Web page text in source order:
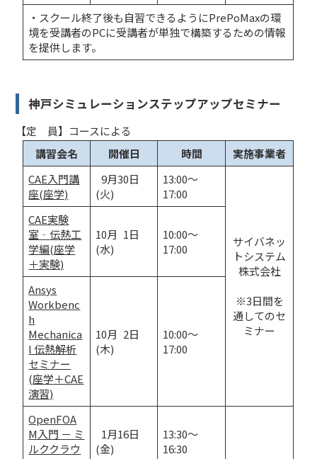
・スクール終了後も自習できるようにPrePoMaxの環
境を受講者のPCに受講者が単独で構築するための情報
を提供します。
神戸シミュレーションステップアップセミナー
【定 員】コースによる
講習会名
開催日 時間
実施事業者
CAE入門講
座(座学)
9月30日
(火)
13:00～
17:00
サイバネッ
トシステム
株式会社
※3日間を
通してのセ
ミナー
CAE実験
室‐伝熱工
学編(座学
＋実験)
10月 1日
(水)
10:00～
17:00
Ansys
Workbenc
h
Mechanica
l 伝熱解析
セミナー
(座学＋CAE
演習)
10月 2日
(木)
10:00～
17:00
OpenFOA
M入門 － ミ
ルククラウ
1月16日
(金)
13:30～
16:30